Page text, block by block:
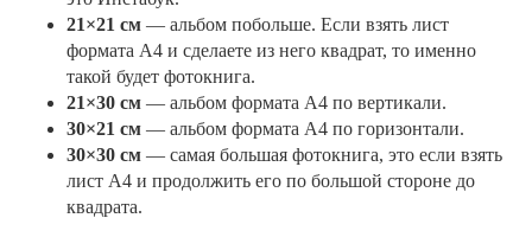
21×21 см — альбом побольше. Если взять лист
формата А4 и сделаете из него квадрат, то именно
такой будет фотокнига.
21×30 см — альбом формата А4 по вертикали.
30×21 см — альбом формата А4 по горизонтали.
30×30 см — самая большая фотокнига, это если взять
лист А4 и продолжить его по большой стороне до
квадрата.